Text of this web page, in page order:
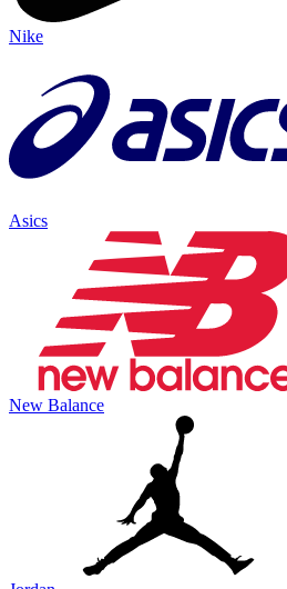
Nike
Asics
New Balance